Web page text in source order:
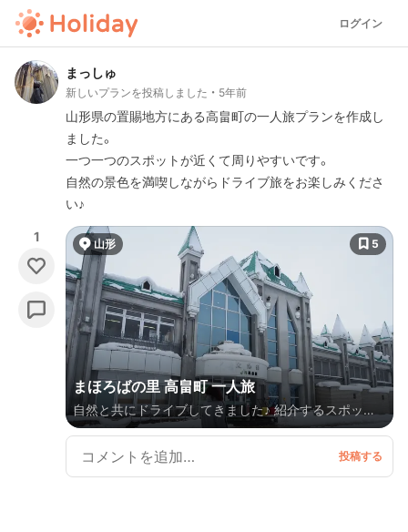
ログイン
まっしゅ
新しいプランを投稿しました 5年前
山形県の置賜地方にある高畠町の一人旅プランを作成し
ました。
一つ一つのスポットが近くて周りやすいです。
自然の景色を満喫しながらドライブ旅をお楽しみくださ
い♪
1 山形 5
まほろばの里 高畠町 一人旅
自然と共にドライブしてきました♪ 紹介するスポット
全て無料駐車場完備です。 AM9:30 JR高畠駅（太陽
館） AM9:35 ラーメン山喜 AM10:25 よねおりかんこ
うセンター AM11:00 亀岡文殊 AM11:45 cafe'gallery